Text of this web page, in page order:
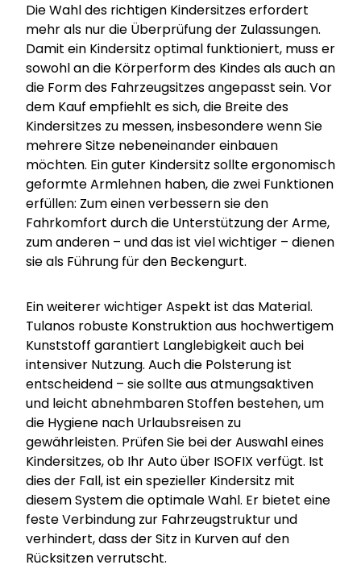
Die Wahl des richtigen Kindersitzes erfordert
mehr als nur die Überprüfung der Zulassungen.
Damit ein Kindersitz optimal funktioniert, muss er
sowohl an die Körperform des Kindes als auch an
die Form des Fahrzeugsitzes angepasst sein. Vor
dem Kauf empfiehlt es sich, die Breite des
Kindersitzes zu messen, insbesondere wenn Sie
mehrere Sitze nebeneinander einbauen
möchten. Ein guter Kindersitz sollte ergonomisch
geformte Armlehnen haben, die zwei Funktionen
erfüllen: Zum einen verbessern sie den
Fahrkomfort durch die Unterstützung der Arme,
zum anderen – und das ist viel wichtiger – dienen
sie als Führung für den Beckengurt.
Ein weiterer wichtiger Aspekt ist das Material.
Tulanos robuste Konstruktion aus hochwertigem
Kunststoff garantiert Langlebigkeit auch bei
intensiver Nutzung. Auch die Polsterung ist
entscheidend – sie sollte aus atmungsaktiven
und leicht abnehmbaren Stoffen bestehen, um
die Hygiene nach Urlaubsreisen zu
gewährleisten. Prüfen Sie bei der Auswahl eines
Kindersitzes, ob Ihr Auto über ISOFIX verfügt. Ist
dies der Fall, ist ein spezieller Kindersitz mit
diesem System die optimale Wahl. Er bietet eine
feste Verbindung zur Fahrzeugstruktur und
verhindert, dass der Sitz in Kurven auf den
Rücksitzen verrutscht.